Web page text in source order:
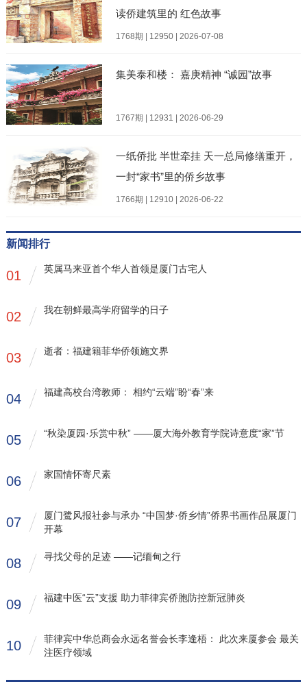
读侨建筑里的 红色故事
1768期 | 12950 | 2026-07-08
集美泰和楼： 嘉庚精神 “诚园”故事
1767期 | 12931 | 2026-06-29
一纸侨批 半世牵挂 天一总局修缮重开，
一封“家书”里的侨乡故事
1766期 | 12910 | 2026-06-22
新闻排行
01 英属马来亚首个华人首领是厦门古宅人
02 我在朝鲜最高学府留学的日子
03 逝者：福建籍菲华侨领施文界
04 福建高校台湾教师： 相约“云端”盼“春”来
05 “秋染厦园·乐赏中秋” ——厦大海外教育学院诗意度“家”节
06 家国情怀寄尺素
07
厦门鹭风报社参与承办 “中国梦·侨乡情”侨界书画作品展厦门
开幕
08 寻找父母的足迹 ——记缅甸之行
09 福建中医“云”支援 助力菲律宾侨胞防控新冠肺炎
10
菲律宾中华总商会永远名誉会长李逢梧： 此次来厦参会 最关
注医疗领域